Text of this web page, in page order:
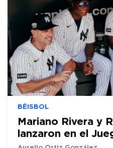
BÉISBOL
Mariano Rivera y
lanzaron en el